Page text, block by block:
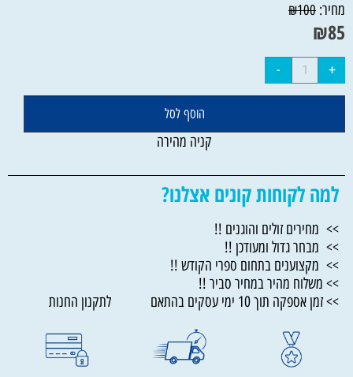
מחיר:
₪100
₪85
הוסף לסל
קניה מהירה
למה לקוחות קונים אצלנו?
>> מחירים זולים והוגנים !!
>> מבחר גדול ומעודכן !!
>> מקצוענים בתחום ספרי הקודש !!
>> משלוח מהיר במחיר סביר !!
>> זמן אספקה תוך 10 ימי עסקים בהתאם לתקנון החנות